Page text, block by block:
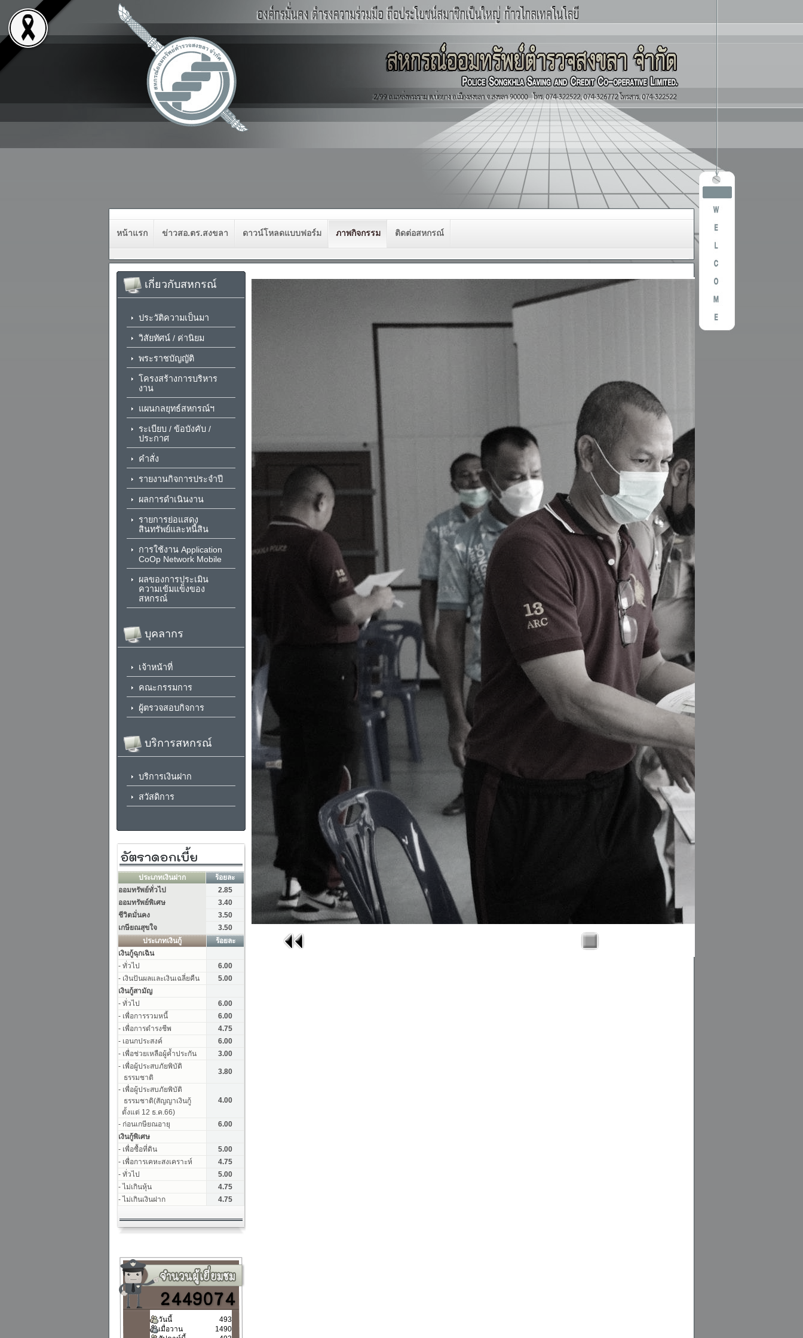
หน้าแรก ข่าวสอ.ตร.สงขลา ดาวน์โหลดแบบฟอร์ม ภาพกิจกรรม ติดต่อสหกรณ์
เกี่ยวกับสหกรณ์
ประวัติความเป็นมา
วิสัยทัศน์ / ค่านิยม
พระราชบัญญัติ
โครงสร้างการบริหาร
งาน
แผนกลยุทธ์สหกรณ์ฯ
ระเบียบ / ข้อบังคับ /
ประกาศ
คำสั่ง
รายงานกิจการประจำปี
ผลการดำเนินงาน
รายการย่อแสดง
สินทรัพย์และหนี้สิน
การใช้งาน Application
CoOp Network Mobile
ผลของการประเมิน
ความเข้มแข็งของ
สหกรณ์
บุคลากร
เจ้าหน้าที่
คณะกรรมการ
ผู้ตรวจสอบกิจการ
บริการสหกรณ์
บริการเงินฝาก
สวัสดิการ
วันนี้
493
เมื่อวาน
1490